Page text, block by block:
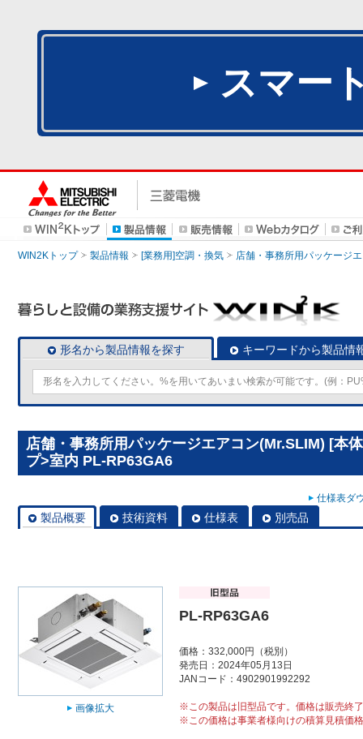
スマー
WIN2Kトップ 製品情報 [業務用]空調・換気 店舗・事務所用パッケージ
形名から製品情報を探す キーワードから製品情
店舗・事務所用パッケージエアコン(Mr.SLIM) [本
プ>室内 PL-RP63GA6
仕様表ダ
製品概要 技術資料 仕様表 別売品
画像拡大
PL-RP63GA6
価格：332,000円（税別）
発売日：2024年05月13日
JANコード：4902901992292
※この製品は旧型品です。価格は販売終
※この価格は事業者様向けの積算見積価